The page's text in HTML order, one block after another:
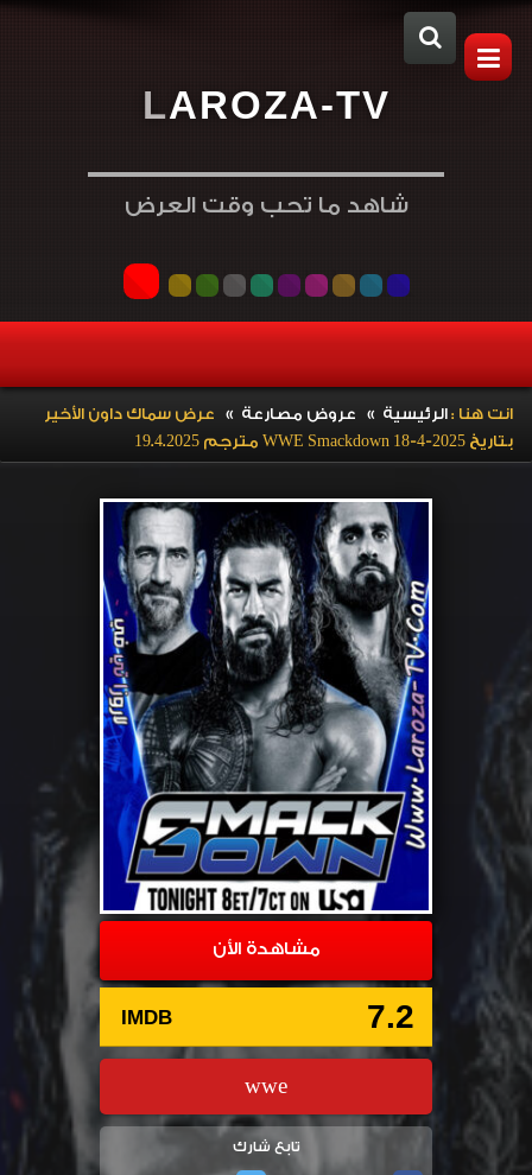
LAROZA-TV
شاهد ما تحب وقت العرض
انت هنا :الرئيسية » عروض مصارعة » عرض سماك داون الأخير
بتاريخ WWE Smackdown 18-4-2025 مترجم 19.4.2025
مشاهدة الأن
IMDB 7.2
wwe
تابع شارك